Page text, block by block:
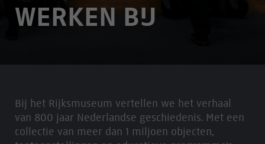
WERKEN BIJ
Bij het Rijksmuseum vertellen we het verhaal
van 800 jaar Nederlandse geschiedenis. Met een
collectie van meer dan 1 miljoen objecten,